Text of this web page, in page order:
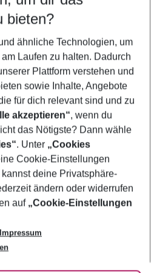
5-8 Nächte
anzeigen
bieten?
ähnliche Technologien, um
Laufen zu halten. Dadurch
Plattform verstehen und
sowie Inhalte, Angebote
für dich relevant sind und zu
akzeptieren“, wenn du
das Nötigste? Dann wähle
. Unter „Cookies
Cookie-Einstellungen
deine Privatsphäre-
ändern oder widerrufen
auf „Cookie-Einstellungen
Impressum